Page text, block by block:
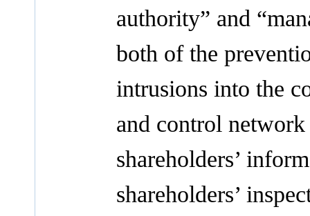
authority” and
both of the
intrusions into the
and control
shareholders’
shareholders’